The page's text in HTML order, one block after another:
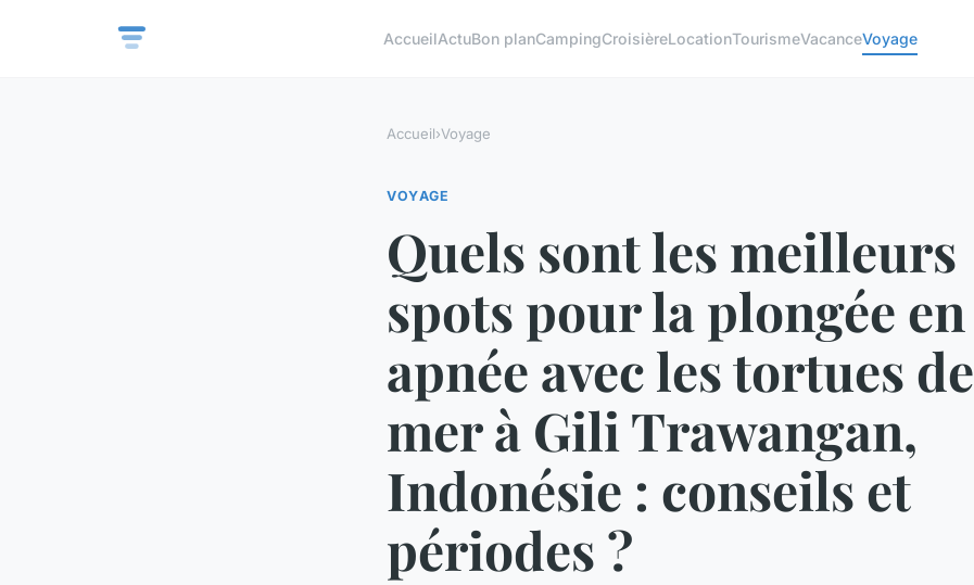
AccueilActuBon planCampingCroisièreLocationTourismeVacanceVoyage
Accueil›Voyage
VOYAGE
Quels sont les meilleurs
spots pour la plongée en
apnée avec les tortues de
mer à Gili Trawangan,
Indonésie : conseils et
périodes ?